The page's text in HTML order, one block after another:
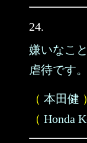
24.
嫌いなこ
虐待です。
（ 本田健 ）
（ Honda